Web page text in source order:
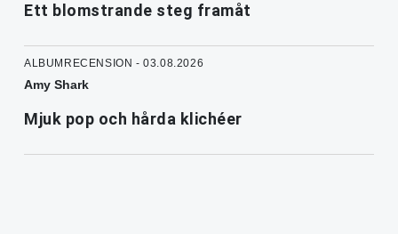
Ett blomstrande steg framåt
ALBUMRECENSION - 03.08.2026
Amy Shark
Mjuk pop och hårda klichéer